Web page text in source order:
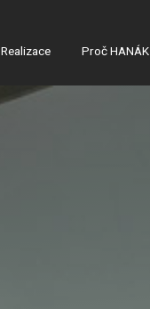
Realizace Proč HANÁK